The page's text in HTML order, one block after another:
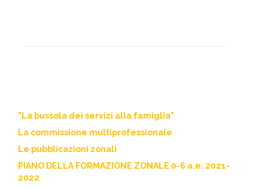
"La bussola dei servizi alla famiglia"
La commissione multiprofessionale
Le pubblicazioni zonali
PIANO DELLA FORMAZIONE ZONALE 0-6 a.e. 2021-
2022